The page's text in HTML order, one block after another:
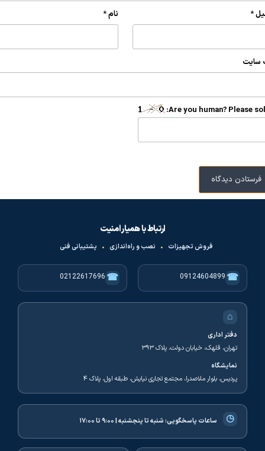
نام* *
سایت
Are you human? Please
ارتباط با همیار امنیت
فروش تجهیزات • نصب و راه‌اندازی • پشتیبانی فنی
☎
09124604899
☎
02122617696
⌂
دفتر اداری
تهران، قلهک، خیابان دولت، پلاک ۳۹۳
نمایشگاه
پردیس، بلوار ملاصدرا، مجتمع تجاری نیایش، طبقه اول، پلاک ۴
◷ ساعات پاسخگویی:شنبه تا پنجشنبه | ۹:۰۰ تا ۱۷:۰۰